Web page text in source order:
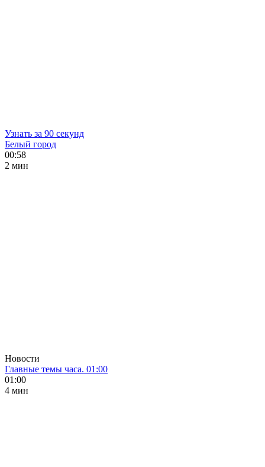
Узнать за 90 секунд
Белый город
00:58
2 мин
Новости
Главные темы часа. 01:00
01:00
4 мин